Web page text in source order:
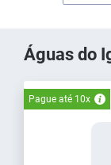
Águas do
Pague até 10x